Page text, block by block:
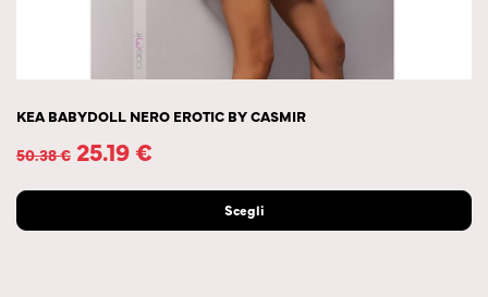
KEA BABYDOLL NERO EROTIC BY CASMIR
50.38€ 25.19€
Scegli